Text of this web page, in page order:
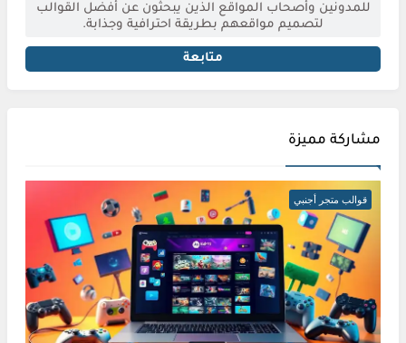
للمدونين وأصحاب المواقع الذين يبحثون عن أفضل القوالب
لتصميم مواقعهم بطريقة احترافية وجذابة.
متابعة
مشاركة مميزة
قوالب متجر أجنبي